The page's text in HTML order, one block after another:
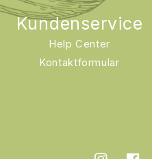
Kundenservice
Help Center
Kontaktformular